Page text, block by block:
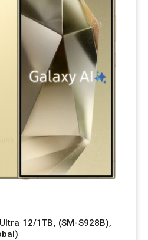
12/1TB, (SM-S928B),